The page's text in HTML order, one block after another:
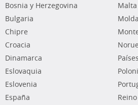
Bosnia y Herzegovina
Bulgaria
Chipre
Croacia
Dinamarca
Eslovaquia
Eslovenia
España
Malta